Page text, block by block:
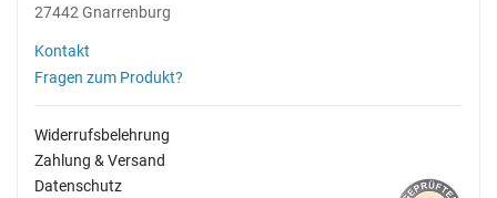
27442 Gnarrenburg
Kontakt
Fragen zum Produkt?
Widerrufsbelehrung
Zahlung & Versand
Datenschutz